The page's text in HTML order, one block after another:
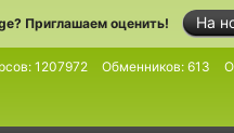
На
Приглашаем оценить!
1207972 Обменников: 613